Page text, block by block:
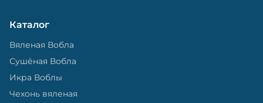
Каталог
Вяленая Вобла
Сушёная Вобла
Икра Воблы
Чехонь вяленая